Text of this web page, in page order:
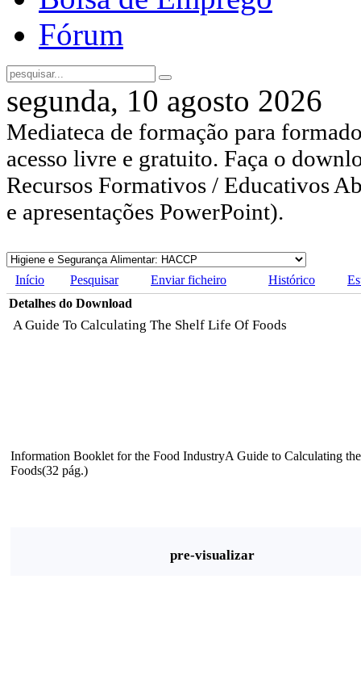
Fórum
segunda, 10 agosto 2026
Mediateca de formação para
acesso livre e gratuito. Faça o
Recursos Formativos / Educativos
e apresentações PowerPoint).
Início Pesquisar Enviar ficheiro Histórico
Detalhes do Download
A Guide To Calculating The Shelf Life Of Foods
Information Booklet for the Food IndustryA Guide to Calculating
Foods(32 pág.)
pre-visualizar